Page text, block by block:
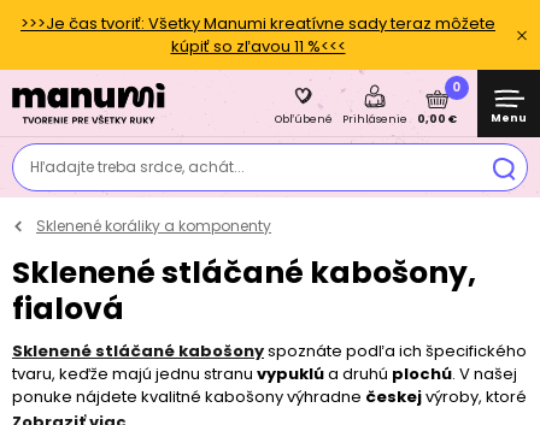
>>>Je čas tvoriť: Všetky Manumi kreatívne sady teraz môžete
kúpiť so zľavou 11 %<<<
Hľadajte treba srdce, achát...
Obľúbené Prihlásenie
0
0,00 € Menu
Sklenené koráliky a komponenty
Sklenené stláčané kabošony,
fialová
Sklenené stláčané kabošonyspoznáte podľa ich špecifického
tvaru, keďže majú jednu stranu vypuklúa druhú plochú. V našej
ponuke nájdete kvalitné kabošony výhradne českejvýroby, ktoré
sú behom procesu